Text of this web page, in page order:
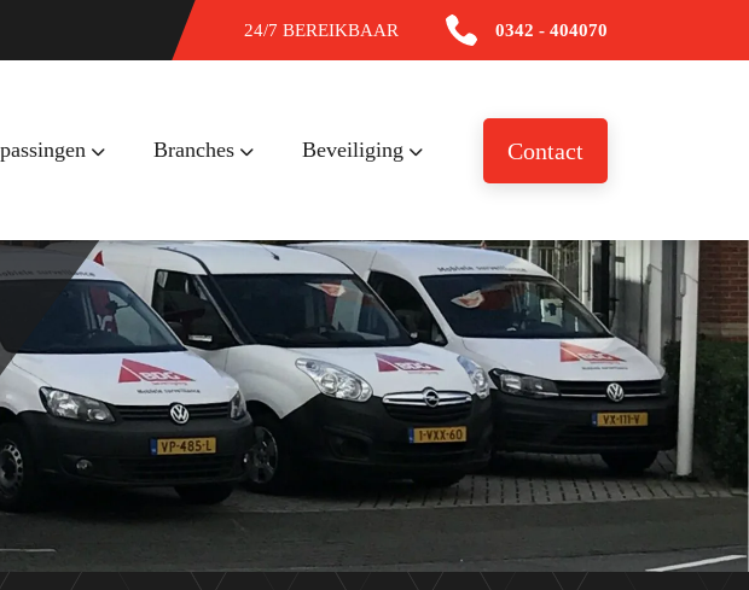
24/7 BEREIKBAAR 0342 - 404070
Branches Beveiliging Contact